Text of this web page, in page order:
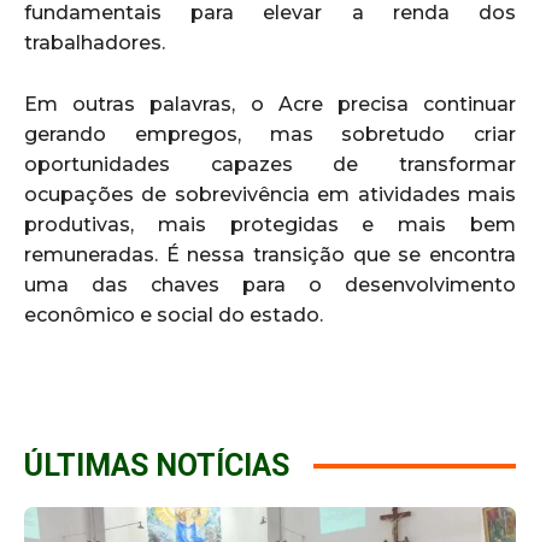
fundamentais para elevar a renda dos
trabalhadores.
Em outras palavras, o Acre precisa continuar
gerando empregos, mas sobretudo criar
oportunidades capazes de transformar
ocupações de sobrevivência em atividades mais
produtivas, mais protegidas e mais bem
remuneradas. É nessa transição que se encontra
uma das chaves para o desenvolvimento
econômico e social do estado.
ÚLTIMAS NOTÍCIAS